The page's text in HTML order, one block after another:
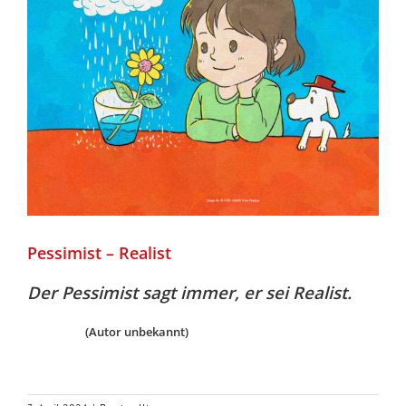
Pessimist – Realist
Der Pessimist sagt immer, er sei Realist.
(Autor unbekannt)